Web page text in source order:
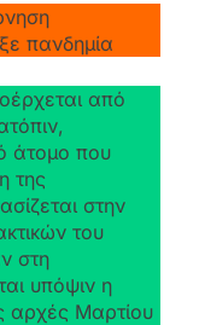
πανδημία
από
άτομο που
της
στην
του
στη
υπόψιν η
αρχές Μαρτίου